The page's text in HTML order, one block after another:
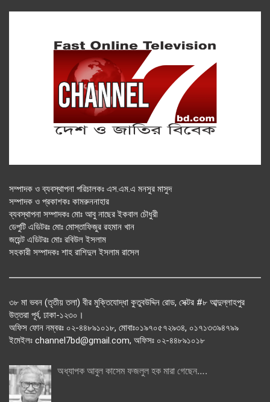
সম্পাদক ও ব্যবস্থাপনা পরিচালকঃ এস.এম.এ মনসুর মাসুদ
সম্পাদক ও প্রকাশকঃ কামরুননাহার
ব্যবস্থাপনা সম্পাদকঃ মোঃ আবু নাছের ইকবাল চৌধুরী
ডেপুটি এডিটরঃ মোঃ মোস্তাফিজুর রহমান খান
জয়েন্ট এডিটরঃ মোঃ রবিউল ইসলাম
সহকারী সম্পাদকঃ শাহ রাশিদুল ইসলাম রাসেল
৩৮ মা ভবন (তৃতীয় তলা) বীর মুক্তিযোদ্ধা কুতুবউদ্দিন রোড, সেক্টর #৮ আব্দুল্লাহপুর
উত্তরা পূর্ব, ঢাকা-১২৩০।
অফিস ফোন নম্বরঃ ০২-৪৪৮৯১০১৮, মোবাঃ০১৯৭০৫৭২৯৩৪, ০১৭১৩৩৯৪৭৯৯
ইমেইলঃ channel7bd@gmail.com, অফিসঃ ০২-৪৪৮৯১০১৮
অধ্যাপক আবুল কাসেম ফজলুল হক মারা গেছেন….